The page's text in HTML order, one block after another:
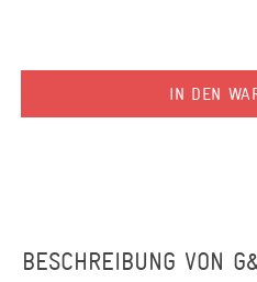
IN DEN
BESCHREIBUNG VON